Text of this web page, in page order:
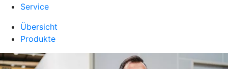
Service
Übersicht
Produkte